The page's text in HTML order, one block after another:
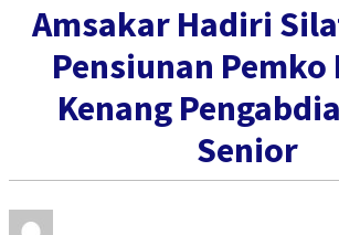
Amsakar Hadiri
Pensiunan Pemko
Kenang
Senior